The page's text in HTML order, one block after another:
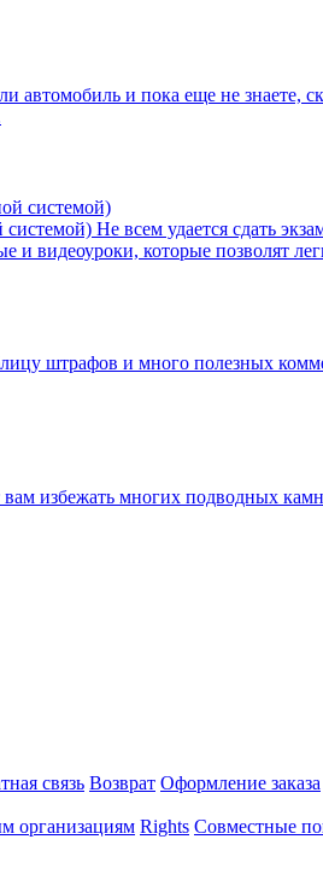
автомобиль и пока еще не знаете,
Не всем удается сдать
видеоуроки, которые позволят
штрафов и много полезных
избежать многих подводных
связь Возврат Оформление заказа
организациям Rights Совместные